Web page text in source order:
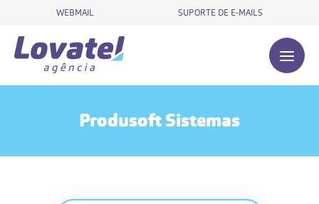
WEBMAIL SUPORTE DE E-MAILS
Produsoft Sistemas